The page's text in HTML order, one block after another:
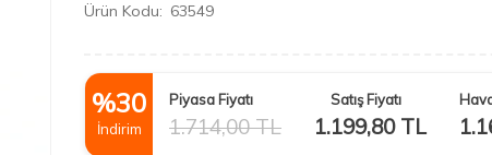
Ürün Kodu: 63549
%30
İndirim
Piyasa Fiyatı
1.714,00TL
Satış Fiyatı
1.199,80TL